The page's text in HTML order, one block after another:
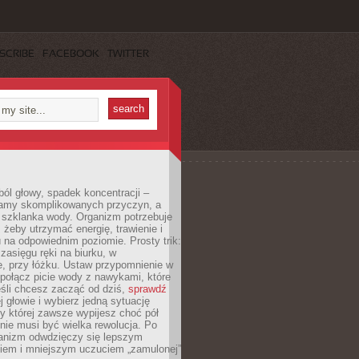
FACEBOOK TWITTER
głowy, spadek koncentracji –
skomplikowanych przyczyn, a
wody. Organizm potrzebuje
żeby utrzymać energię, trawienie i
na odpowiednim poziomie. Prosty trik:
ręki na biurku, w
przy łóżku. Ustaw przypomnienie w
picie wody z nawykami, które
chcesz zacząć od dziś, sprawdź
głowie i wybierz jedną sytuację
której zawsze wypijesz choć pół
musi być wielka rewolucja. Po
odwdzięczy się lepszym
i mniejszym uczuciem „zamulonej”